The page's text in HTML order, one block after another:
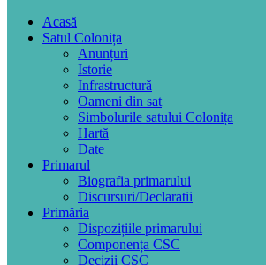
Acasă
Satul Colonița
Anunțuri
Istorie
Infrastructură
Oameni din sat
Simbolurile satului Colonița
Hartă
Date
Primarul
Biografia primarului
Discursuri/Declaratii
Primăria
Dispozițiile primarului
Componența CSC
Decizii CSC